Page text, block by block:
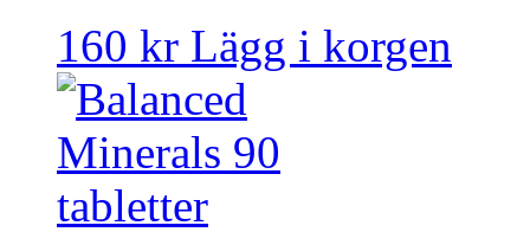
160 kr Lägg i korgen